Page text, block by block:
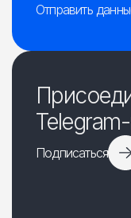
Отправить
Подписаться